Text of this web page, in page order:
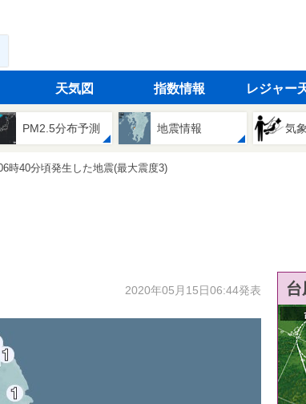
天気図 指数情報 レジャー
PM2.5分布予測 地震情報 気
時40分頃発生した地震(最大震度3)
2020年05月15日06:44発表